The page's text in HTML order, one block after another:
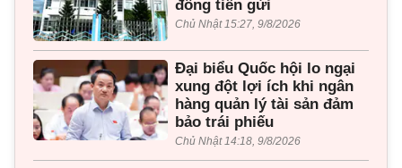
đồng tiền gửi
Chủ Nhật 15:27, 9/8/2026
Đại biểu Quốc hội lo ngại
xung đột lợi ích khi ngân
hàng quản lý tài sản đảm
bảo trái phiếu
Chủ Nhật 14:18, 9/8/2026